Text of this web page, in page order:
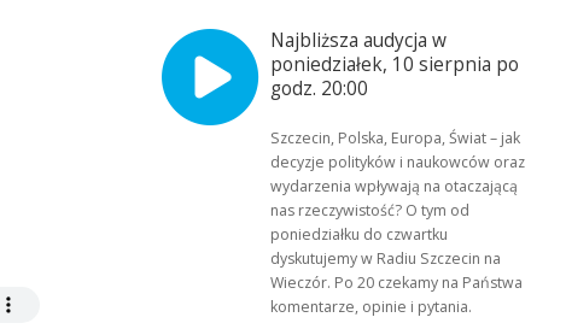
Najbliższa audycja w
poniedziałek, 10 sierpnia po
godz. 20:00
Szczecin, Polska, Europa, Świat – jak
decyzje polityków i naukowców oraz
wydarzenia wpływają na otaczającą
nas rzeczywistość? O tym od
poniedziałku do czwartku
dyskutujemy w Radiu Szczecin na
Wieczór. Po 20 czekamy na Państwa
komentarze, opinie i pytania.